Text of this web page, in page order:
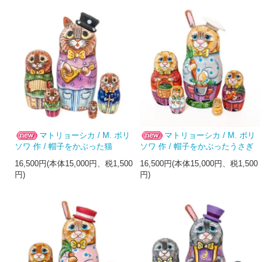
マトリョーシカ / M. ボリ
ソワ 作 / 帽子をかぶった猫
16,500円(本体15,000円、税1,500
円)
マトリョーシカ / M. ボリ
ソワ 作 / 帽子をかぶったうさぎ
16,500円(本体15,000円、税1,500
円)